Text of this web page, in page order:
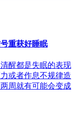
重获好睡眠
醒都是失眠的表现
或者作息不规律造
周就有可能会变成